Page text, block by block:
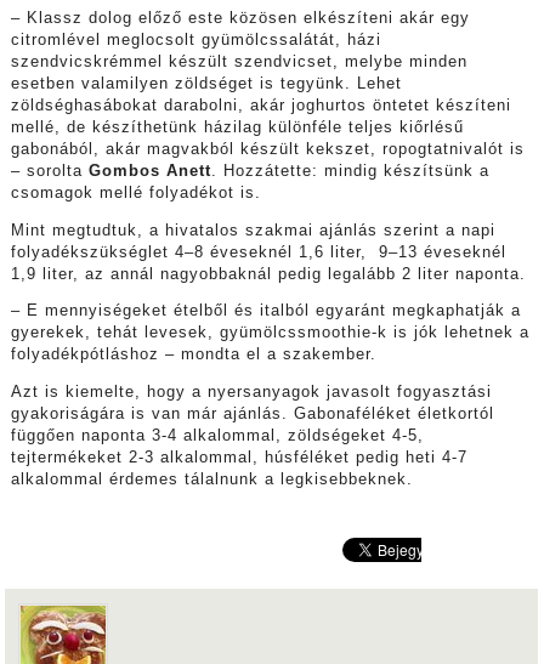
– Klassz dolog előző este közösen elkészíteni akár egy
citromlével meglocsolt gyümölcssalátát, házi
szendvicskrémmel készült szendvicset, melybe minden
esetben valamilyen zöldséget is tegyünk. Lehet
zöldséghasábokat darabolni, akár joghurtos öntetet készíteni
mellé, de készíthetünk házilag különféle teljes kiőrlésű
gabonából, akár magvakból készült kekszet, ropogtatnivalót is
– sorolta Gombos Anett. Hozzátette: mindig készítsünk a
csomagok mellé folyadékot is.
Mint megtudtuk, a hivatalos szakmai ajánlás szerint a napi
folyadékszükséglet 4–8 éveseknél 1,6 liter, 9–13 éveseknél
1,9 liter, az annál nagyobbaknál pedig legalább 2 liter naponta.
– E mennyiségeket ételből és italból egyaránt megkaphatják a
gyerekek, tehát levesek, gyümölcssmoothie-k is jók lehetnek a
folyadékpótláshoz – mondta el a szakember.
Azt is kiemelte, hogy a nyersanyagok javasolt fogyasztási
gyakoriságára is van már ajánlás. Gabonaféléket életkortól
függően naponta 3-4 alkalommal, zöldségeket 4-5,
tejtermékeket 2-3 alkalommal, húsféléket pedig heti 4-7
alkalommal érdemes tálalnunk a legkisebbeknek.